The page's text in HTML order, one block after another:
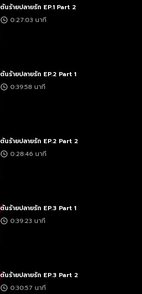
ต้นร้ายปลายรัก EP.1 Part 2
0:27:03 นาที
ต้นร้ายปลายรัก EP.2 Part 1
0:39:58 นาที
ต้นร้ายปลายรัก EP.2 Part 2
0:28:46 นาที
ต้นร้ายปลายรัก EP.3 Part 1
0:39:23 นาที
ต้นร้ายปลายรัก EP.3 Part 2
0:30:57 นาที